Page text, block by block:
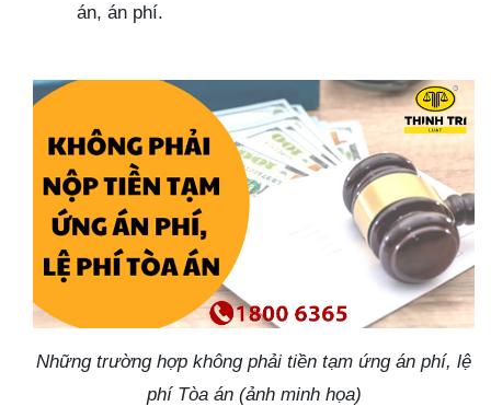
án, án phí.
Những trường hợp không phải tiền tạm ứng án phí, lệ
phí Tòa án (ảnh minh họa)